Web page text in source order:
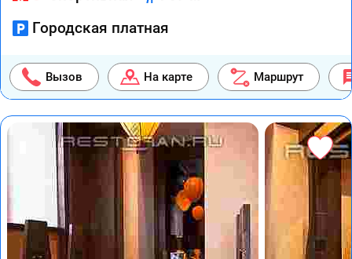
Городская платная
Вызов На карте Маршрут